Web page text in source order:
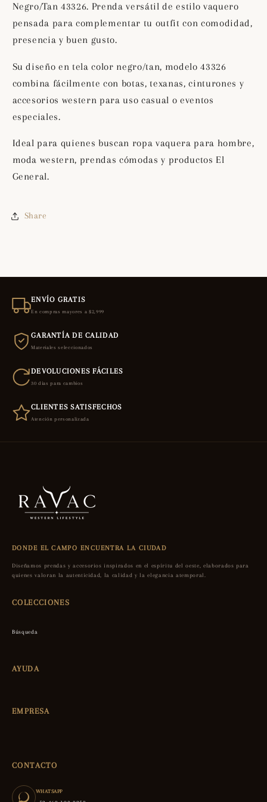
Negro/Tan
43326
Negro/Tan
43326
Negro/Tan 43326. Prenda versátil de estilo vaquero
pensada para complementar tu outfit con comodidad,
presencia y buen gusto.
Su diseño en tela color negro/tan, modelo 43326
combina fácilmente con botas, texanas, cinturones y
accesorios western para uso casual o eventos
especiales.
Ideal para quienes buscan ropa vaquera para hombre,
moda western, prendas cómodas y productos El
General.
Share
ENVÍO GRATIS
En compras mayores a $2,999
GARANTÍA DE CALIDAD
Materiales seleccionados
DEVOLUCIONES FÁCILES
30 días para cambios
CLIENTES SATISFECHOS
Atención personalizada
DONDE EL CAMPO ENCUENTRA LA CIUDAD
Diseñamos prendas y accesorios inspirados en el espíritu del oeste, elaborados para
quienes valoran la autenticidad, la calidad y la elegancia atemporal.
COLECCIONES
Búsqueda
AYUDA
EMPRESA
CONTACTO
WHATSAPP